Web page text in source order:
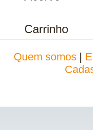
Carrinho
Quem somos